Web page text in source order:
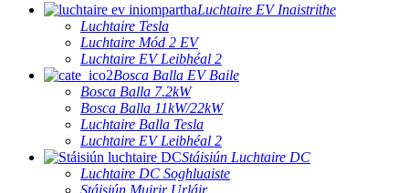
Luchtaire EV Inaistrithe
Luchtaire Tesla
Luchtaire Mód 2 EV
Luchtaire EV Leibhéal 2
Bosca Balla EV Baile
Bosca Balla 7.2kW
Bosca Balla 11kW/22kW
Luchtaire Balla Tesla
Luchtaire EV Leibhéal 2
Stáisiún Luchtaire DC
Luchtaire DC Soghluaiste
Stáisiún Muirir Urláir